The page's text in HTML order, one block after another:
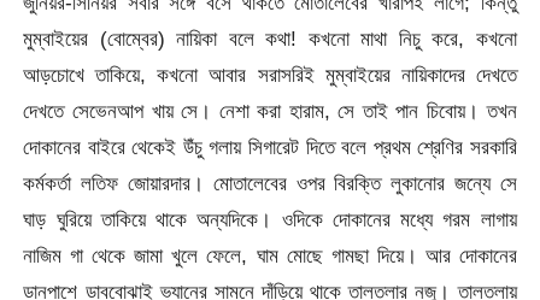
মুম্বাইয়ের (বোম্বের) নায়িকা বলে কথা! কখনো মাথা নিচু করে, কখনো
আড়চোখে তাকিয়ে, কখনো আবার সরাসরিই মুম্বাইয়ের নায়িকাদের দেখতে
দেখতে সেভেনআপ খায় সে। নেশা করা হারাম, সে তাই পান চিবোয়। তখন
দোকানের বাইরে থেকেই উঁচু গলায় সিগারেট দিতে বলে প্রথম শ্রেণির সরকারি
কর্মকর্তা লতিফ জোয়ারদার। মোতালেবের ওপর বিরক্তি লুকানোর জন্যে সে
ঘাড় ঘুরিয়ে তাকিয়ে থাকে অন্যদিকে। ওদিকে দোকানের মধ্যে গরম লাগায়
নাজিম গা থেকে জামা খুলে ফেলে, ঘাম মোছে গামছা দিয়ে। আর দোকানের
ডানপাশে ডাববোঝাই ভ্যানের সামনে দাঁড়িয়ে থাকে তালতলার নজু। তালতলায়